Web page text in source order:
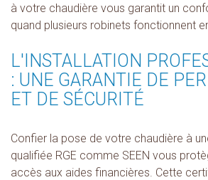
à votre chaudière vous garantit un
quand plusieurs robinets fonctionnent
L'INSTALLATION
: UNE GARANTIE DE
ET DE SÉCURITÉ
Confier la pose de votre chaudière à
qualifiée RGE comme SEEN vous
accès aux aides financières. Cette